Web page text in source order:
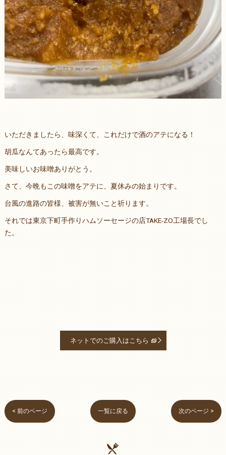
いただきましたら、味深くて、これだけで酒のアテになる！
胡瓜なんてあったら最高です。
美味しいお味噌ありがとう。
さて、今晩もこの味噌をアテに、夏休みの始まりです。
台風の進路の皆様、被害が無いこと祈ります。
それでは東京下町手作りハムソーセージの店TAKE-ZO工場長でし
た。
ネットでのご購入はこちら
< 前のページ 一覧に戻る 次のページ >